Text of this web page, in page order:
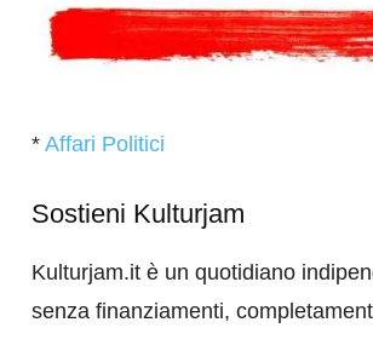
* Affari Politici
Sostieni Kulturjam
Kulturjam.it è un quotidiano
senza finanziamenti,